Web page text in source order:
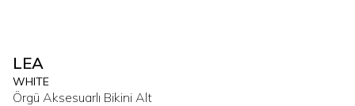
LEA
WHITE
Örgü Aksesuarlı Bikini Alt